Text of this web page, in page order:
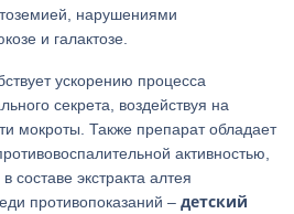
нарушениями
и галактозе.
ускорению процесса
секрета, воздействуя на
мокроты. Также препарат обладает
активностью,
составе экстракта алтея
противопоказаний –детский